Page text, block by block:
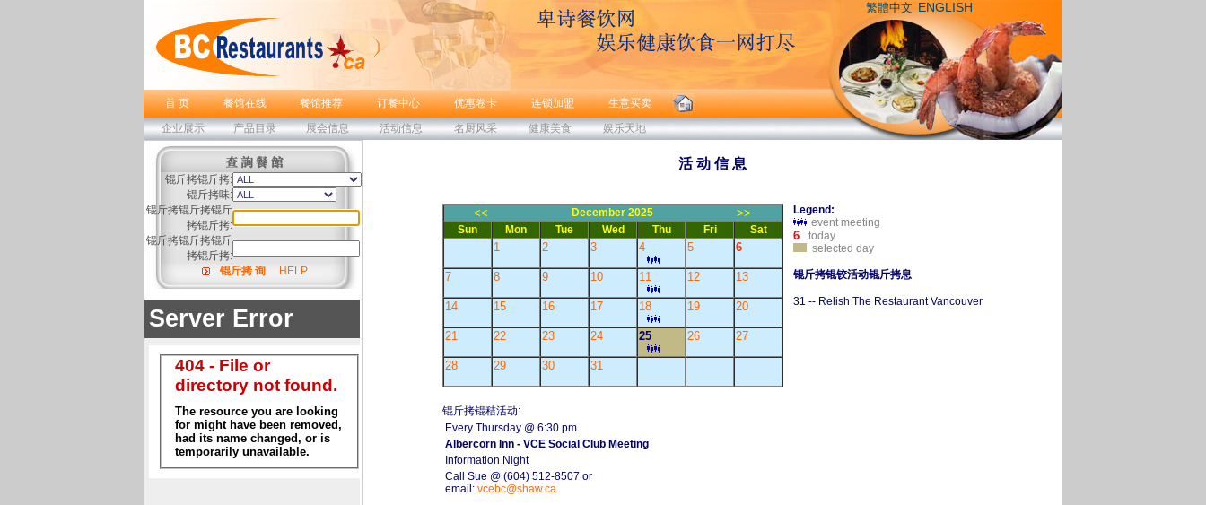
繁體中文 ENGLISH
首 页 餐馆在线 餐馆推荐 订餐中心 优惠卷卡 连锁加盟
生意买卖
企业展示
产品目录 展会信息 活动信息 名厨风采 健康美食 娱乐天地
锟斤拷锟斤拷:
锟斤拷味:
锟斤拷锟斤拷锟斤
拷锟斤拷:
锟斤拷锟斤拷锟斤
拷锟斤拷:
锟斤拷 询
HELP
活 动 信 息
<< December 2025 >>
Sun Mon Tue Wed Thu Fri Sat
1 2 3 4 5 6
7 8 9 10 11 12 13
14 15 16 17 18 19 20
21 22 23 24 25 26 27
28 29 30 31
Legend:
event meeting
6
today
selected day
锟斤拷锟铰活动锟斤拷息
31 -- Relish The Restaurant Vancouver
锟斤拷锟秸活动:
Every Thursday @ 6:30 pm
Albercorn Inn - VCE Social Club Meeting
Information Night
Call Sue @ (604) 512-8507 or
email: vcebc@shaw.ca